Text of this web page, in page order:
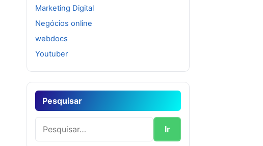
Marketing Digital
Negócios online
webdocs
Youtuber
Pesquisar